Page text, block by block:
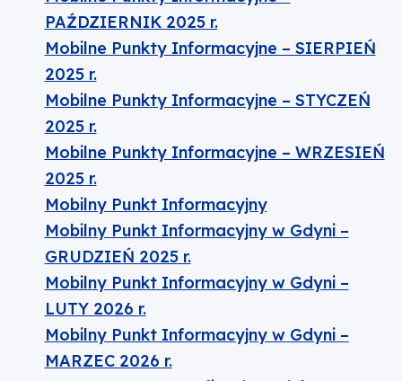
PAŹDZIERNIK 2025 r.
Mobilne Punkty Informacyjne – SIERPIEŃ
2025 r.
Mobilne Punkty Informacyjne – STYCZEŃ
2025 r.
Mobilne Punkty Informacyjne – WRZESIEŃ
2025 r.
Mobilny Punkt Informacyjny
Mobilny Punkt Informacyjny w Gdyni –
GRUDZIEŃ 2025 r.
Mobilny Punkt Informacyjny w Gdyni –
LUTY 2026 r.
Mobilny Punkt Informacyjny w Gdyni –
MARZEC 2026 r.